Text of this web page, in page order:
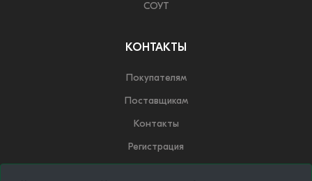
СОУТ
КОНТАКТЫ
Покупателям
Поставщикам
Контакты
Регистрация